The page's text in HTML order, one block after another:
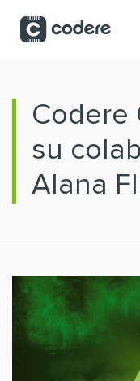
Codere
su
Alana